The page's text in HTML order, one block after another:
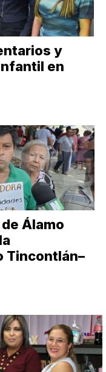
y
en
Álamo
Tincontlán–